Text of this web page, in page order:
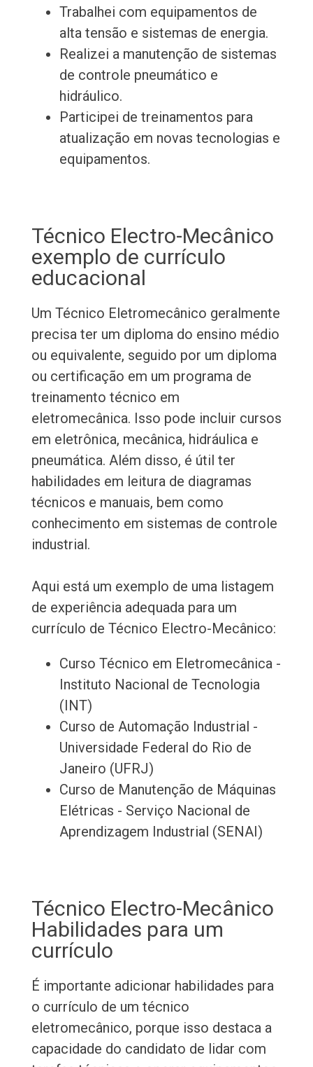
Trabalhei com equipamentos de
alta tensão e sistemas de energia.
Realizei a manutenção de sistemas
de controle pneumático e
hidráulico.
Participei de treinamentos para
atualização em novas tecnologias e
equipamentos.
Técnico Electro-Mecânico
exemplo de currículo
educacional
Um Técnico Eletromecânico geralmente
precisa ter um diploma do ensino médio
ou equivalente, seguido por um diploma
ou certificação em um programa de
treinamento técnico em
eletromecânica. Isso pode incluir cursos
em eletrônica, mecânica, hidráulica e
pneumática. Além disso, é útil ter
habilidades em leitura de diagramas
técnicos e manuais, bem como
conhecimento em sistemas de controle
industrial.
Aqui está um exemplo de uma listagem
de experiência adequada para um
currículo de Técnico Electro-Mecânico:
Curso Técnico em Eletromecânica -
Instituto Nacional de Tecnologia
(INT)
Curso de Automação Industrial -
Universidade Federal do Rio de
Janeiro (UFRJ)
Curso de Manutenção de Máquinas
Elétricas - Serviço Nacional de
Aprendizagem Industrial (SENAI)
Técnico Electro-Mecânico
Habilidades para um
currículo
É importante adicionar habilidades para
o currículo de um técnico
eletromecânico, porque isso destaca a
capacidade do candidato de lidar com